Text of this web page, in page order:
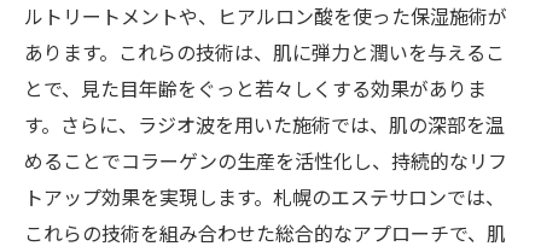
ルトリートメントや、ヒアルロン酸を使った保湿施術が
あります。これらの技術は、肌に弾力と潤いを与えるこ
とで、見た目年齢をぐっと若々しくする効果がありま
す。さらに、ラジオ波を用いた施術では、肌の深部を温
めることでコラーゲンの生産を活性化し、持続的なリフ
トアップ効果を実現します。札幌のエステサロンでは、
これらの技術を組み合わせた総合的なアプローチで、肌